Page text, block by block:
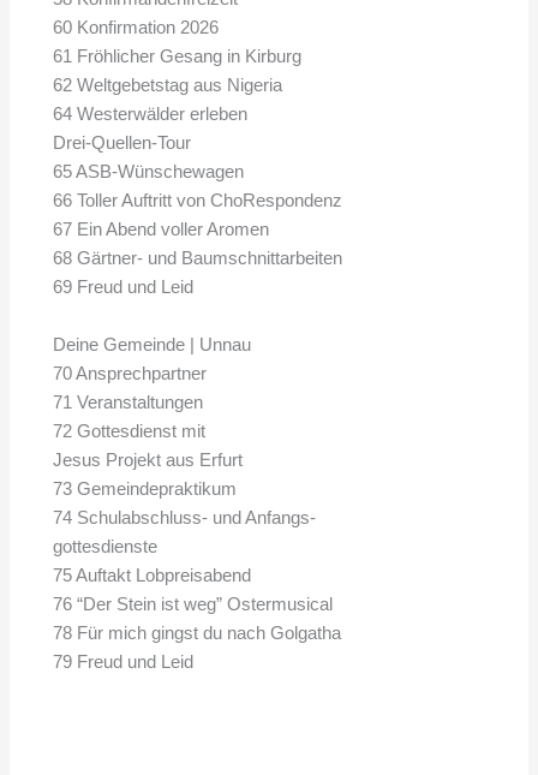
60 Konfirmation 2026
61 Fröhlicher Gesang in Kirburg
62 Weltgebetstag aus Nigeria
64 Westerwälder erleben
Drei-Quellen-Tour
65 ASB-Wünschewagen
66 Toller Auftritt von ChoRespondenz
67 Ein Abend voller Aromen
68 Gärtner- und Baumschnittarbeiten
69 Freud und Leid
Deine Gemeinde | Unnau
70 Ansprechpartner
71 Veranstaltungen
72 Gottesdienst mit
Jesus Projekt aus Erfurt
73 Gemeindepraktikum
74 Schulabschluss- und Anfangs-
gottesdienste
75 Auftakt Lobpreisabend
76 “Der Stein ist weg” Ostermusical
78 Für mich gingst du nach Golgatha
79 Freud und Leid